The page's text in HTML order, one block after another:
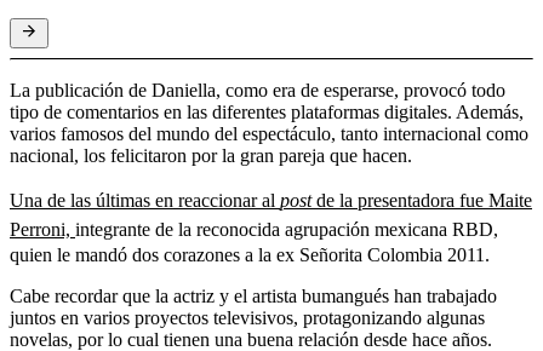
La publicación de Daniella, como era de esperarse, provocó todo
tipo de comentarios en las diferentes plataformas digitales. Además,
varios famosos del mundo del espectáculo, tanto internacional como
nacional, los felicitaron por la gran pareja que hacen.
Una de las últimas en reaccionar al postde la presentadora fue Maite
Perroni, integrante de la reconocida agrupación mexicana RBD,
quien le mandó dos corazones a la ex Señorita Colombia 2011.
Cabe recordar que la actriz y el artista bumangués han trabajado
juntos en varios proyectos televisivos, protagonizando algunas
novelas, por lo cual tienen una buena relación desde hace años.